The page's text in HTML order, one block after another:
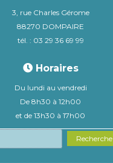
3, rue Charles Gérome
88270 DOMPAIRE
tél. : 03 29 36 69 99
Horaires
Du lundi au vendredi
De 8h30 à 12h00
et de 13h30 à 17h00
Recherche